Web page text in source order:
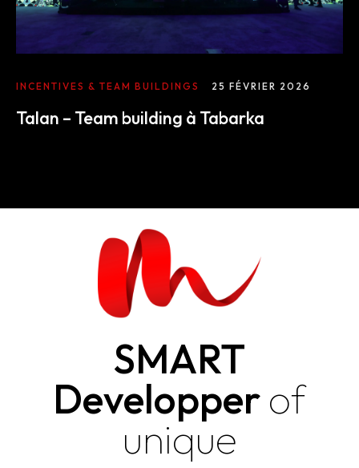
English
INCENTIVES & TEAM BUILDINGS 25 FÉVRIER 2026
Talan – Team building à Tabarka
SMART
Developperof
unique